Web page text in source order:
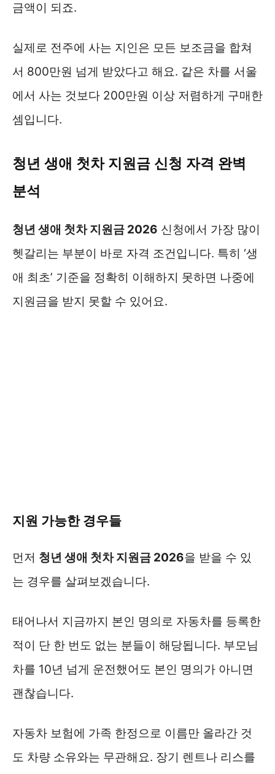
금액이 되죠.
실제로 전주에 사는 지인은 모든 보조금을 합쳐
서 800만원 넘게 받았다고 해요. 같은 차를 서울
에서 사는 것보다 200만원 이상 저렴하게 구매한
셈입니다.
청년 생애 첫차 지원금 신청 자격 완벽
분석
청년 생애 첫차 지원금 2026 신청에서 가장 많이
헷갈리는 부분이 바로 자격 조건입니다. 특히 ‘생
애 최초’ 기준을 정확히 이해하지 못하면 나중에
지원금을 받지 못할 수 있어요.
지원 가능한 경우들
먼저 청년 생애 첫차 지원금 2026을 받을 수 있
는 경우를 살펴보겠습니다.
태어나서 지금까지 본인 명의로 자동차를 등록한
적이 단 한 번도 없는 분들이 해당됩니다. 부모님
차를 10년 넘게 운전했어도 본인 명의가 아니면
괜찮습니다.
자동차 보험에 가족 한정으로 이름만 올라간 것
도 차량 소유와는 무관해요. 장기 렌트나 리스를